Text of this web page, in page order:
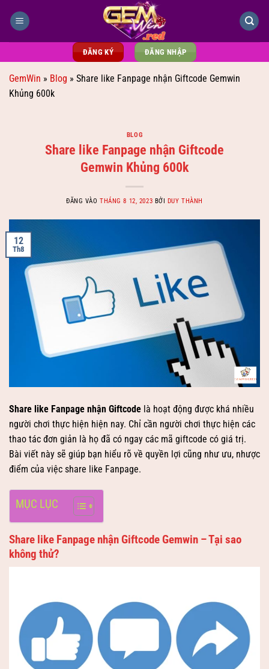
qua
ĐĂNG KÝ ĐĂNG NHẬP
GemWin » Blog » Share like Fanpage nhận Giftcode Gemwin
Khủng 600k
BLOG
Share like Fanpage nhận Giftcode
Gemwin Khủng 600k
ĐĂNG VÀOTHÁNG 8 12, 2023 BỞI DUY THÀNH
12
Th8
Share like Fanpage nhận Giftcode là hoạt động được khá nhiều
người chơi thực hiện hiện nay. Chỉ cần người chơi thực hiện các
thao tác đơn giản là họ đã có ngay các mã giftcode có giá trị.
Bài viết này sẽ giúp bạn hiểu rõ về quyền lợi cũng như ưu, nhược
điểm của việc share like Fanpage.
MỤC LỤC
Share like Fanpage nhận Giftcode Gemwin – Tại sao
không thử?